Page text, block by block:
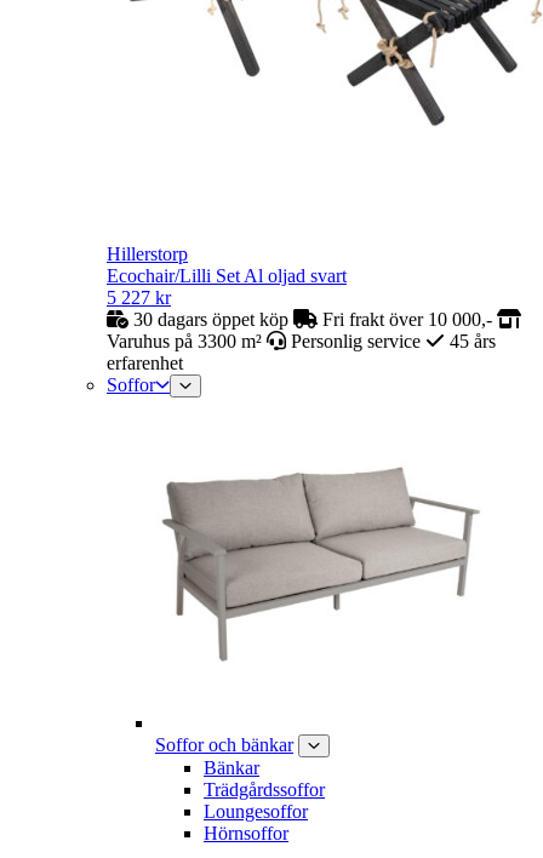
Hillerstorp
Ecochair/Lilli Set Al oljad svart
5 227 kr
30 dagars öppet köp
Fri frakt över 10 000,-
Varuhus på 3300 m²
Personlig service
45 års
erfarenhet
Soffor
Soffor och bänkar
Bänkar
Trädgårdssoffor
Loungesoffor
Hörnsoffor